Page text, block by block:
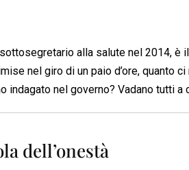
alla salute nel 2014, è
nel giro di un paio d’ore, quanto
indagato nel governo? Vadano tutti a
dell’onestà